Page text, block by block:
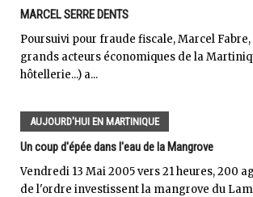
MARCEL SERRE DENTS
Poursuivi pour fraude fiscale, Marcel
grands acteurs économiques de la
hôtellerie...) a...
AUJOURD'HUI EN MARTINIQUE
Un coup d'épée dans l'eau de la Mangrove
Vendredi 13 Mai 2005 vers 21 heures, 200
de l'ordre investissent la mangrove du